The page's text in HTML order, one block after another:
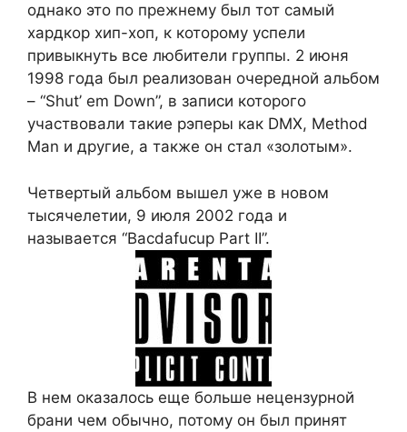
однако это по прежнему был тот самый
хардкор хип-хоп, к которому успели
привыкнуть все любители группы. 2 июня
1998 года был реализован очередной альбом
– “Shut’ em Down”, в записи которого
участвовали такие рэперы как DMX, Method
Man и другие, а также он стал «золотым».
Четвертый альбом вышел уже в новом
тысячелетии, 9 июля 2002 года и
называется “Bacdafucup Part II”.
В нем оказалось еще больше нецензурной
брани чем обычно, потому он был принят